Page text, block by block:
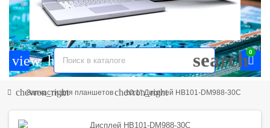
view_headline search0
chevron_right
Запчасти для планшетовchevron_right
10.1" Дисплей HB101-DM988-30C